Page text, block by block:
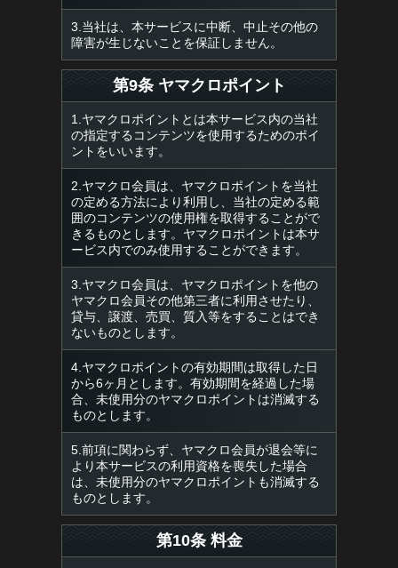
3.当社は、本サービスに中断、中止その他の
障害が生じないことを保証しません。
第9条 ヤマクロポイント
1.ヤマクロポイントとは本サービス内の当社
の指定するコンテンツを使用するためのポイ
ントをいいます。
2.ヤマクロ会員は、ヤマクロポイントを当社
の定める方法により利用し、当社の定める範
囲のコンテンツの使用権を取得することがで
きるものとします。ヤマクロポイントは本サ
ービス内でのみ使用することができます。
3.ヤマクロ会員は、ヤマクロポイントを他の
ヤマクロ会員その他第三者に利用させたり、
貸与、譲渡、売買、質入等をすることはでき
ないものとします。
4.ヤマクロポイントの有効期間は取得した日
から6ヶ月とします。有効期間を経過した場
合、未使用分のヤマクロポイントは消滅する
ものとします。
5.前項に関わらず、ヤマクロ会員が退会等に
より本サービスの利用資格を喪失した場合
は、未使用分のヤマクロポイントも消滅する
ものとします。
第10条 料金